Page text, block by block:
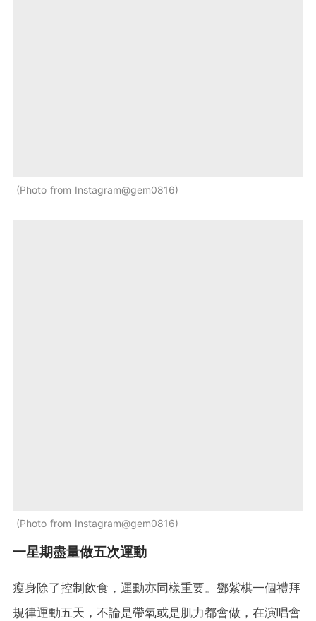
Photo from Instagram@gem0816
Photo from Instagram@gem0816
一星期盡量做五次運動
瘦身除了控制飲食，運動亦同樣重要。鄧紫棋一個禮拜
規律運動五天，不論是帶氧或是肌力都會做，在演唱會